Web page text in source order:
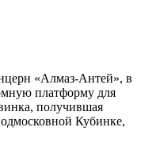
«Алмаз-Антей», в
платформу для
получившая
Кубинке,